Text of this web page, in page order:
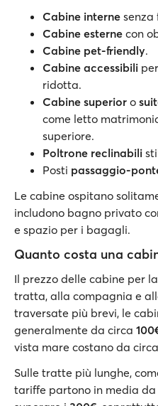
Cabine interne senza
Cabine esterne con
Cabine pet-friendly.
Cabine accessibili
ridotta.
Cabine superior o
come letto
superiore.
Poltrone reclinabili
Posti passaggio-
Le cabine ospitano
includono bagno privato
e spazio per i bagagli.
Quanto costa una
Il prezzo delle cabine per
tratta, alla compagnia e
traversate più brevi, le
generalmente da circa
vista mare costano da circa
Sulle tratte più lunghe,
tariffe partono in media da